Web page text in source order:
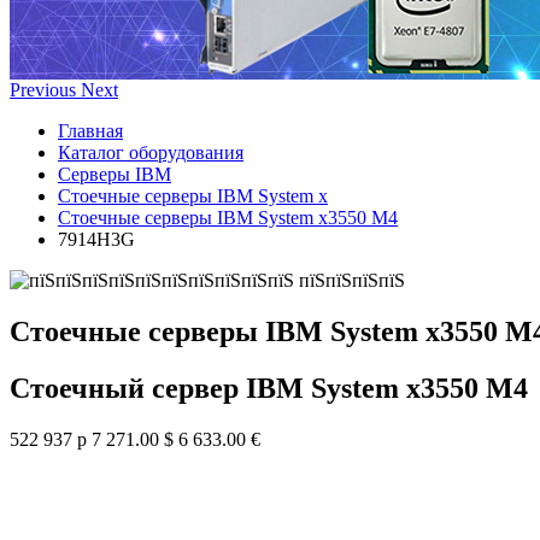
Previous Next
Главная
Каталог оборудования
Серверы IBM
Стоечные серверы IBM System x
Стоечные серверы IBM System x3550 M4
7914H3G
Стоечные серверы IBM System x3550
Стоечный сервер IBM System x3550 M4
522 937 р 7 271.00 $ 6 633.00 €